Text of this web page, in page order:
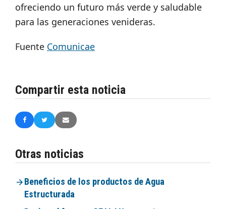
ofreciendo un futuro más verde y saludable
para las generaciones venideras.
Fuente Comunicae
Compartir esta noticia
Otras noticias
Beneficios de los productos de Agua
Estructurada